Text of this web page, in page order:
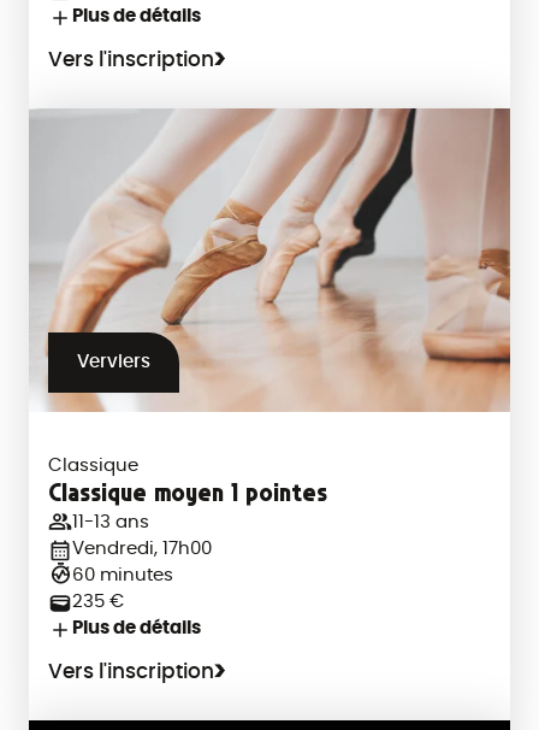
Plus de détails
Vers l'inscription
Verviers
Classique
Classique moyen 1 pointes
11-13 ans
Vendredi, 17h00
60 minutes
235 €
Plus de détails
Vers l'inscription